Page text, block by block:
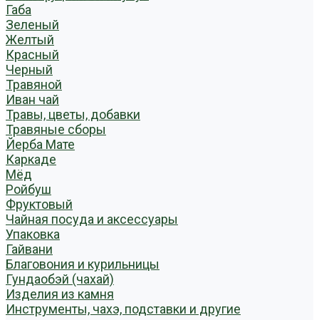
Габа
Зеленый
Желтый
Красный
Черный
Травяной
Иван чай
Травы, цветы, добавки
Травяные сборы
Йерба Мате
Каркаде
Мёд
Ройбуш
Фруктовый
Чайная посуда и аксессуары
Упаковка
Гайвани
Благовония и курильницы
Гундаобэй (чахай)
Изделия из камня
Инструменты, чахэ, подставки и другие